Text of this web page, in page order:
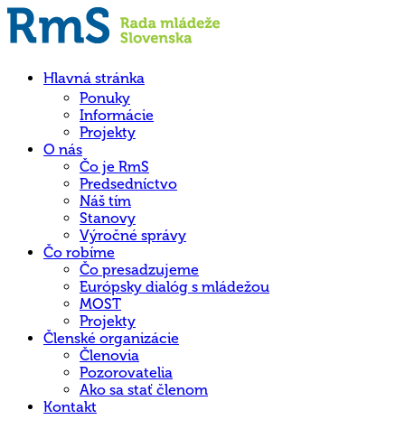
Hlavná stránka
Ponuky
Informácie
Projekty
O nás
Čo je RmS
Predsedníctvo
Náš tím
Stanovy
Výročné správy
Čo robíme
Čo presadzujeme
Európsky dialóg s mládežou
MOST
Projekty
Členské organizácie
Členovia
Pozorovatelia
Ako sa stať členom
Kontakt